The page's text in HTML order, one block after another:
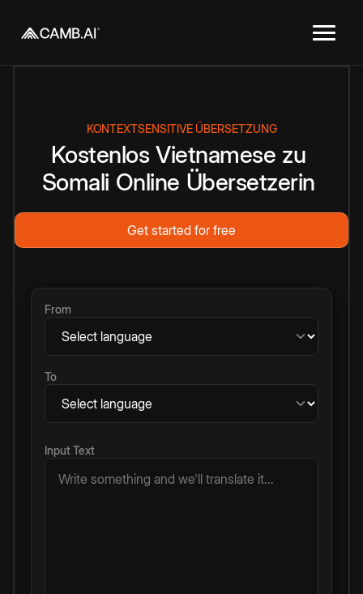
KONTEXTSENSITIVE ÜBERSETZUNG
Kostenlos Vietnamese zu
Somali Online Übersetzerin
Get started for free
From
To
Input Text